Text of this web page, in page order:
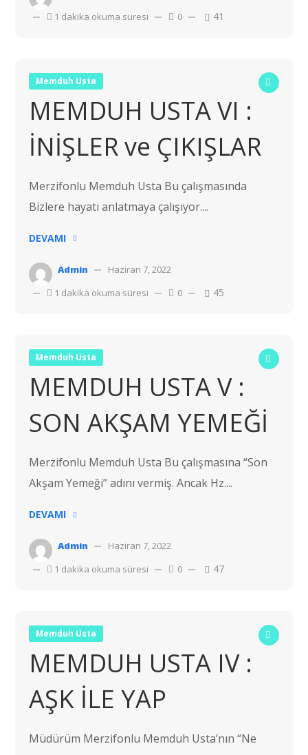
1 dakika okuma süresi
0 41
Memduh Usta
MEMDUH USTA VI :
İNİŞLER ve ÇIKIŞLAR
Merzifonlu Memduh Usta Bu çalışmasında
Bizlere hayatı anlatmaya çalışıyor....
DEVAMI
Admin
Haziran 7, 2022
1 dakika okuma süresi
0 45
Memduh Usta
MEMDUH USTA V :
SON AKŞAM YEMEĞİ
Merzifonlu Memduh Usta Bu çalışmasına “Son
Akşam Yemeği” adını vermiş. Ancak Hz....
DEVAMI
Admin
Haziran 7, 2022
1 dakika okuma süresi
0 47
Memduh Usta
MEMDUH USTA IV :
AŞK İLE YAP
Müdürüm Merzifonlu Memduh Usta’nın “Ne